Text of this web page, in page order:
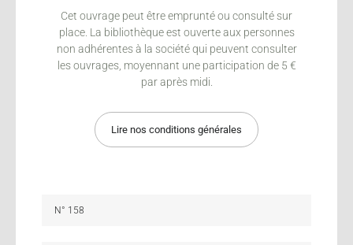
Cet ouvrage peut être emprunté ou consulté sur
place. La bibliothèque est ouverte aux personnes
non adhérentes à la société qui peuvent consulter
les ouvrages, moyennant une participation de 5 €
par après midi.
Lire nos conditions générales